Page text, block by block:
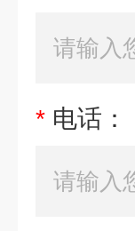
* 电话：